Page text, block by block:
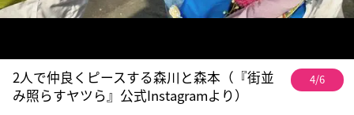
2人で仲良くピースする森川と森本（『街並
み照らすヤツら』公式Instagramより）
4/6